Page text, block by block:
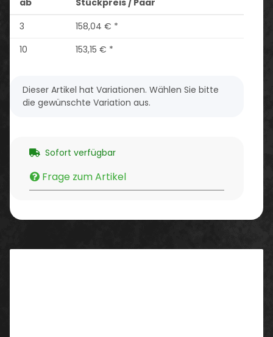
3
158,04 € *
10
153,15 € *
x
Dieser Artikel hat Variationen. Wählen Sie bitte
die gewünschte Variation aus.
Sofort verfügbar
Frage zum Artikel